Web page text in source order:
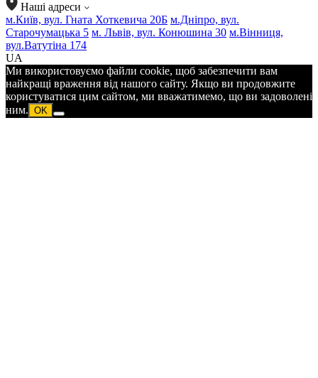
Наші адреси
м.Київ, вул. Гната Хоткевича 20Б м.Дніпро, вул.
Старочумацька 5 м. Львів, вул. Конюшина 30 м.Вінниця,
вул.Ватутіна 174
UA
Ми використовуємо файли cookie, щоб забезпечити вам
найкращі враження від нашого сайту. Якщо ви продовжите
користуватися цим сайтом, ми вважатимемо, що ви задоволені
ним. OK